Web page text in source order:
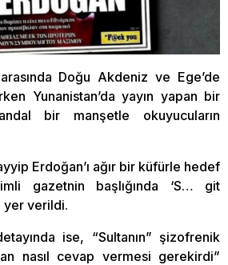
Doğu Akdeniz ve Ege’de
Yunanistan’da yayın yapan bir
bir manşetle okuyucuların
Erdoğan’ı ağır bir küfürle hedef
gazetnin başlığında ‘S… git
yer verildi.
ise, “Sultanın” şizofrenik
nasıl cevap vermesi gerekirdi”